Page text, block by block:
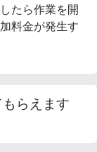
たら作業を開
料金が発生す
らえます